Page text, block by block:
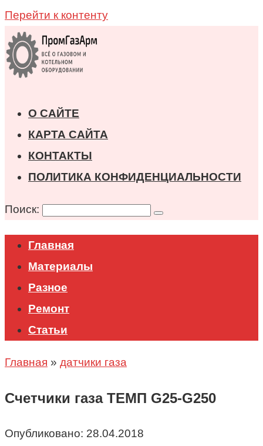
Перейти к контенту
О САЙТЕ
КАРТА САЙТА
КОНТАКТЫ
ПОЛИТИКА КОНФИДЕНЦИАЛЬНОСТИ
Поиск:
Главная
Материалы
Разное
Ремонт
Статьи
Главная » датчики газа
Счетчики газа ТЕМП G25-G250
Опубликовано: 28.04.2018